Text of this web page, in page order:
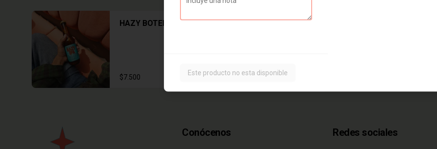
HAZY BOTELLA
$7.500
Conócenos Redes sociales
Este producto no esta disponible